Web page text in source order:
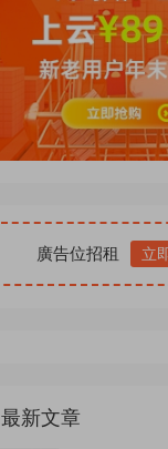
廣告位招租 立
最新文章